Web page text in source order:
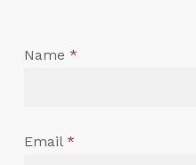
Name *
Email *